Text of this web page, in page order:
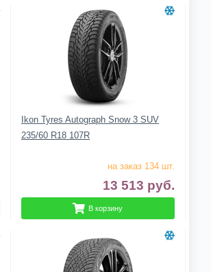
Ikon Tyres Autograph Snow 3 SUV
235/60 R18 107R
на заказ 134 шт.
13 513 руб.
В корзину